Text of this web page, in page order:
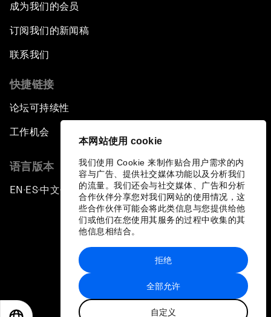
本网站使用 cookie
我们使用 Cookie 来制作贴合用户需求的内
容与广告、提供社交媒体功能以及分析我们
的流量。我们还会与社交媒体、广告和分析
合作伙伴分享您对我们网站的使用情况，这
些合作伙伴可能会将此类信息与您提供给他
们或他们在您使用其服务的过程中收集的其
他信息相结合。
全部允许
自定义
拒绝
成为我们的会员
订阅我们的新闻稿
联系我们
快捷链接
论坛可持续性
工作机会
语言版本
EN ▪ES▪中文▪ 日本語
站点地图